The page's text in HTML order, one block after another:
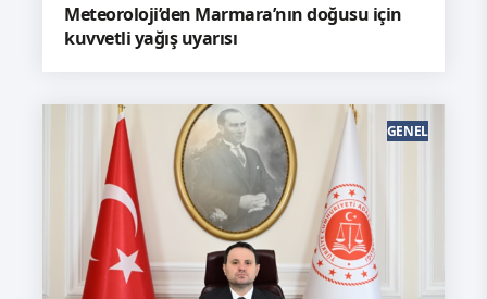
Meteoroloji’den Marmara’nın doğusu için
kuvvetli yağış uyarısı
GENEL